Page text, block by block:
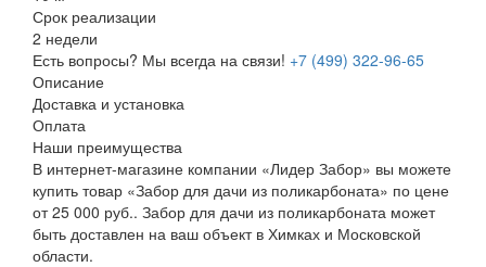
Срок реализации
2 недели
Есть вопросы? Мы всегда на связи! +7 (499) 322-96-65
Описание
Доставка и установка
Оплата
Наши преимущества
В интернет-магазине компании «Лидер Забор» вы можете
купить товар «Забор для дачи из поликарбоната» по цене
от 25 000 руб.. Забор для дачи из поликарбоната может
быть доставлен на ваш объект в Химках и Московской
области.